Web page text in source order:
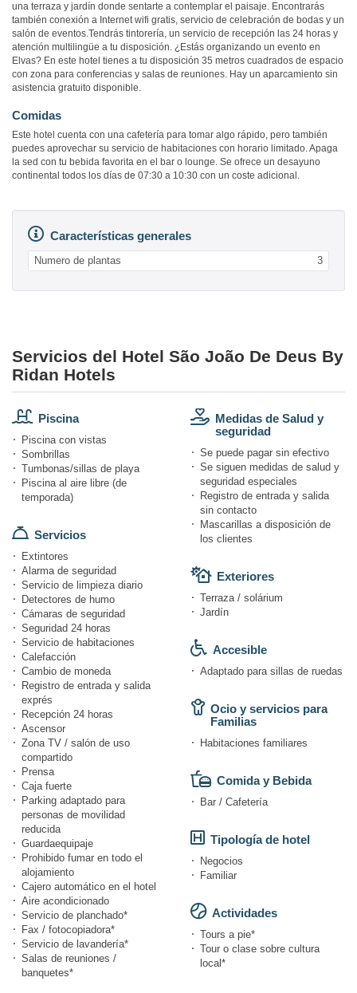
una terraza y jardín donde sentarte a contemplar el paisaje. Encontrarás
también conexión a Internet wifi gratis, servicio de celebración de bodas y un
salón de eventos.Tendrás tintorería, un servicio de recepción las 24 horas y
atención multilingüe a tu disposición. ¿Estás organizando un evento en
Elvas? En este hotel tienes a tu disposición 35 metros cuadrados de espacio
con zona para conferencias y salas de reuniones. Hay un aparcamiento sin
asistencia gratuito disponible.
Comidas
Este hotel cuenta con una cafetería para tomar algo rápido, pero también
puedes aprovechar su servicio de habitaciones con horario limitado. Apaga
la sed con tu bebida favorita en el bar o lounge. Se ofrece un desayuno
continental todos los días de 07:30 a 10:30 con un coste adicional.
Características generales
Numero de plantas 3
Servicios del Hotel São João De Deus By
Ridan Hotels
Piscina
Piscina con vistas
Sombrillas
Tumbonas/sillas de playa
Piscina al aire libre (de
temporada)
Servicios
Extintores
Alarma de seguridad
Servicio de limpieza diario
Detectores de humo
Cámaras de seguridad
Seguridad 24 horas
Servicio de habitaciones
Calefacción
Cambio de moneda
Registro de entrada y salida
exprés
Recepción 24 horas
Ascensor
Zona TV / salón de uso
compartido
Prensa
Caja fuerte
Parking adaptado para
personas de movilidad
reducida
Guardaequipaje
Prohibido fumar en todo el
alojamiento
Cajero automático en el hotel
Aire acondicionado
Servicio de planchado*
Fax / fotocopiadora*
Servicio de lavandería*
Salas de reuniones /
banquetes*
Medidas de Salud y
seguridad
Se puede pagar sin efectivo
Se siguen medidas de salud y
seguridad especiales
Registro de entrada y salida
sin contacto
Mascarillas a disposición de
los clientes
Exteriores
Terraza / solárium
Jardín
Accesible
Adaptado para sillas de ruedas
Ocio y servicios para
Familias
Habitaciones familiares
Comida y Bebida
Bar / Cafetería
Tipología de hotel
Negocios
Familiar
Actividades
Tours a pie*
Tour o clase sobre cultura
local*